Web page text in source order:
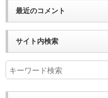
最近のコメント
サイト内検索